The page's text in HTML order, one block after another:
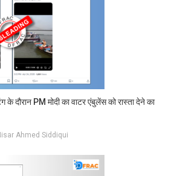
के दौरान PM मोदी का वाटर एंबुलेंस को रास्ता देने का
Ahmed Siddiqui